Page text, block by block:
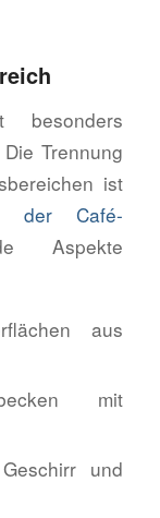
besonders
Trennung
ist
der Café-
Aspekte
aus
mit
und